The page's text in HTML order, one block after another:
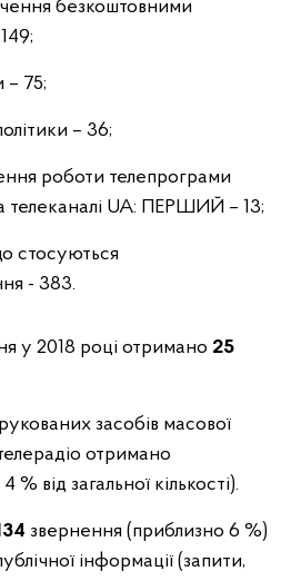
безкоштовними
– 75;
– 36;
роботи телепрограми
телеканалі UA: ПЕРШИЙ – 13;
стосуються
- 383.
у 2018 році отримано 25
засобів масової
отримано
% від загальної кількості).
звернення (приблизно 6 %)
інформації (запити,